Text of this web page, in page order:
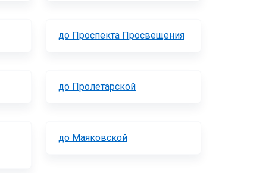
до Проспекта Просвещения
до Пролетарской
до Маяковской